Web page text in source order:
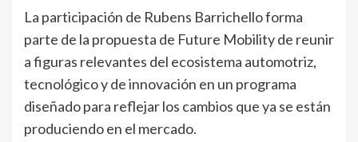
La participación de Rubens Barrichello forma
parte de la propuesta de Future Mobility de reunir
a figuras relevantes del ecosistema automotriz,
tecnológico y de innovación en un programa
diseñado para reflejar los cambios que ya se están
produciendo en el mercado.